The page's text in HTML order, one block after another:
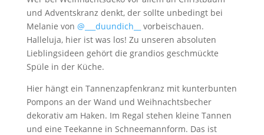
und Adventskranz denkt, der sollte unbedingt bei
Melanie von @___duundich__
vorbeischauen.
Halleluja, hier ist was los! Zu unseren absoluten
Lieblingsideen gehört die grandios geschmückte
Spüle in der Küche.
Hier hängt ein Tannenzapfenkranz mit kunterbunten
Pompons an der Wand und Weihnachtsbecher
dekorativ am Haken. Im Regal stehen kleine Tannen
und eine Teekanne in Schneemannform. Das ist